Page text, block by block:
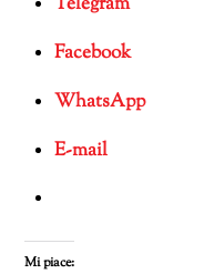
Facebook
WhatsApp
E-mail
Mi piace: